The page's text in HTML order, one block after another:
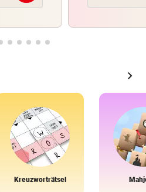
chevron_right
Kreuzworträtsel